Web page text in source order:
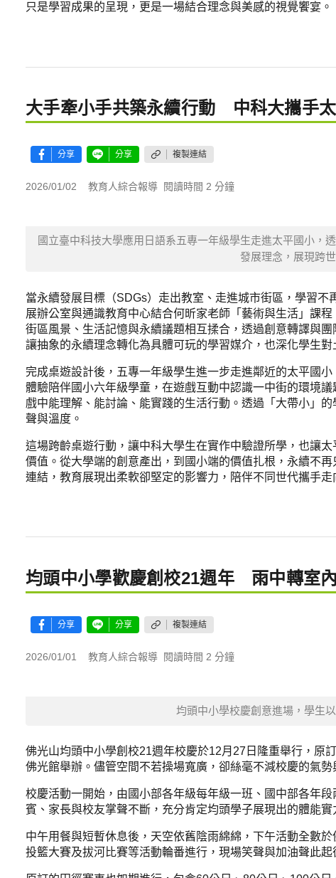
只是學習成果的呈現，更是一場結合理念與美感的視覺饗宴。
大手牽小手共築永續行動 中科大攜手
分享 分享 複製連結
2026/01/02 教育人綜合報導 閱讀時間 2 分鐘
國立臺中科技大學應用日語系五專一年級學生走進太平國小，
發展理念，展現跨
當永續發展目標（SDGs）走出教室、走進城市街區，學習
展辦公室與通識教育中心結合何昕家老師「藝術與生活」課
街區風景、生活記憶與永續議題相互揉合，透過創意轉譯與
讓抽象的永續理念轉化為具體可玩的學習媒介，也深化學生對
完成桌遊設計後，五專一年級學生進一步走進鄰近的太平國
體驗陪伴國小六年級學童，在遊戲互動中認識一中街的環境
戲中能理解、能討論、能實踐的生活行動。透過「大帶小」
聲與溫度。
這場跨齡桌遊行動，讓中科大學生在實作中驗證所學，也讓
價值。從大學端的創意產出，到國小端的價值扎根，永續不
連結，教育展現出柔軟卻堅定的影響力，陪伴不同世代攜手走
均頭中小學歡慶創校21週年 雨中轉室
分享 分享 複製連結
2026/01/01 教育人綜合報導 閱讀時間 2 分鐘
均頭中小學校慶創意進場，學生
佛光山均頭中小學創校21週年校慶於12月27日隆重舉行，原
佛光館舉辦。儘管空間不若操場寬廣，卻絲毫不減校慶的氣
校慶活動一開始，由國小部各年級每年級一班、國中部各年
賓、家長與校友掌聲不斷，充分肯定均頭學子展現出的體能實
中午用餐與短暫休息後，天空依舊陰雨綿綿，下午活動全數
投籃大賽及拔河比賽等活動輪番進行，現場笑聲與加油聲此